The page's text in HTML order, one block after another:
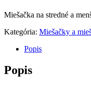
Miešačka na stredné a
Kategória: Miešačky a
Popis
Popis